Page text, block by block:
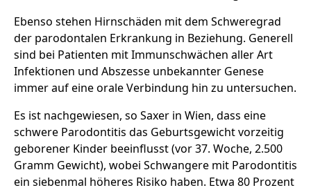
Ebenso stehen Hirnschäden mit dem Schweregrad
der parodontalen Erkrankung in Beziehung. Generell
sind bei Patienten mit Immunschwächen aller Art
Infektionen und Abszesse unbekannter Genese
immer auf eine orale Verbindung hin zu untersuchen.
Es ist nachgewiesen, so Saxer in Wien, dass eine
schwere Parodontitis das Geburtsgewicht vorzeitig
geborener Kinder beeinflusst (vor 37. Woche, 2.500
Gramm Gewicht), wobei Schwangere mit Parodontitis
ein siebenmal höheres Risiko haben. Etwa 80 Prozent